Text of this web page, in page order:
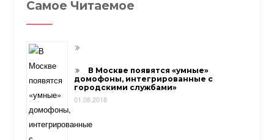
Самое Читаемое
В Москве появятся «умные»
домофоны, интегрированные с
городскими службами»
01.08.2018